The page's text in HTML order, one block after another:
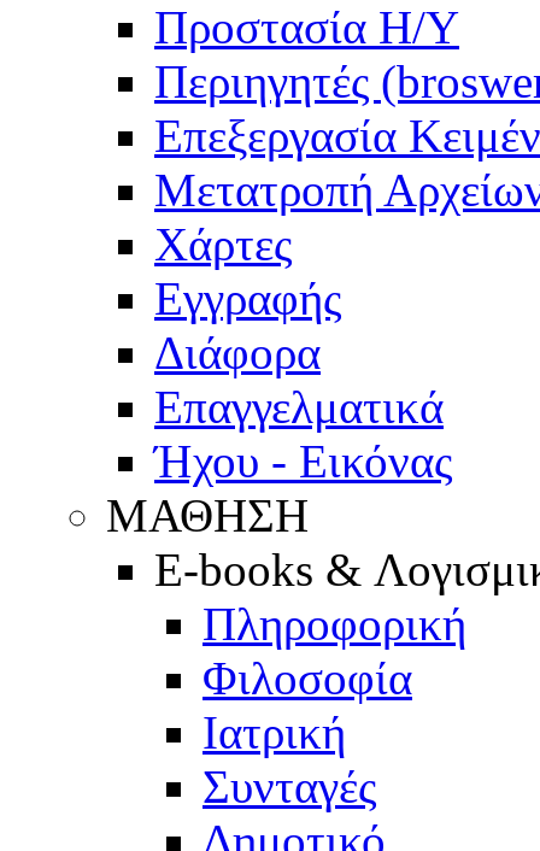
Προστασία Η/Υ
Περιηγητές
Επεξεργασία
Μετατροπή
Χάρτες
Εγγραφής
Διάφορα
Επαγγελματικά
Ήχου - Εικόνας
ΜΑΘΗΣΗ
E-books &
Πληροφορική
Φιλοσοφία
Ιατρική
Συνταγές